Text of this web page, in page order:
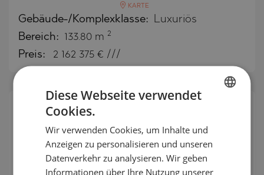
KARTE
Gebäude-/Komplexklasse: Luxuriös
Bereich: 133.80 m 2
Preis: 2 162 375 € ///
ENGLISH
GERMAN
Diese Webseite verwendet
Cookies.
Wir verwenden Cookies, um Inhalte und
Anzeigen zu personalisieren und unseren
Datenverkehr zu analysieren. Wir geben
Informationen über Ihre Nutzung unserer